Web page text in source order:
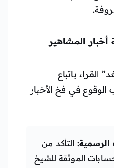
المشاهير
القراء باتباع
الوقوع في فخ الأخبار
التأكد من
الموثقة للشيخ